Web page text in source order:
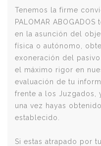
Tenemos la firme
PALOMAR
en la asunción del
física o autónomo,
exoneración del
el máximo rigor en
evaluación de tu
frente a los Juzgados,
una vez hayas
establecido.
Si estas atrapado por